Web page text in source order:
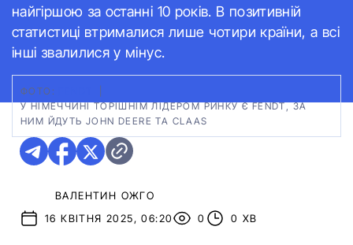
найгіршою за останні 10 років. В позитивній
статистиці втрималися лише чотири країни, а всі
інші звалилися у мінус.
ФОТО:
У НІМЕЧЧИНІ ТОРІШНІМ ЛІДЕРОМ РИНКУ Є FENDT, ЗА
НИМ ЙДУТЬ JOHN DEERE ТА CLAAS
ВАЛЕНТИН ОЖГО
16 КВІТНЯ 2025, 06:20
0 0 ХВ